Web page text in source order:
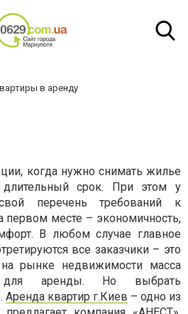
в аренду
когда нужно снимать жилье
срок. При этом у
перечень требований к
первом месте – экономичность,
В любом случае главное
все заказчики – это
на рынке недвижимости масса
для аренды. Но выбрать
Аренда квартир г.Киев – одно из